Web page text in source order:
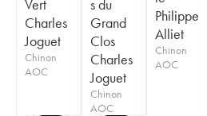
Vert
Charles
Joguet
Chinon
AOC
s du
Grand
Clos
Charles
Joguet
Chinon
AOC
Philippe
Alliet
Chinon
AOC